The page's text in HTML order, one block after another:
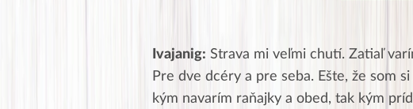
Ivajanig: Strava mi veľmi chutí. Zatiaľ
Pre dve dcéry a pre seba. Ešte, že som
kým navarím raňajky a obed, tak kým